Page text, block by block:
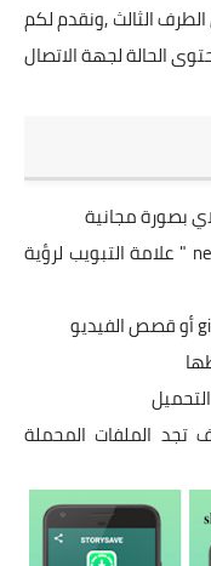
الثالث ,ونقدم لكم
الحالة لجهة الاتصال
بصورة مجانية
افتح التطبيق وانقر على "جديدnew " علامة التبويب لرؤية
تجد الملفات المحملة